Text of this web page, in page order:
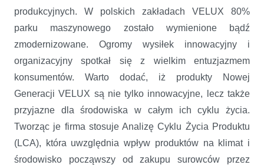
produkcyjnych. W polskich zakładach VELUX 80%
parku maszynowego zostało wymienione bądź
zmodernizowane. Ogromy wysiłek innowacyjny i
organizacyjny spotkał się z wielkim entuzjazmem
konsumentów. Warto dodać, iż produkty Nowej
Generacji VELUX są nie tylko innowacyjne, lecz także
przyjazne dla środowiska w całym ich cyklu życia.
Tworząc je firma stosuje Analizę Cyklu Życia Produktu
(LCA), która uwzględnia wpływ produktów na klimat i
środowisko począwszy od zakupu surowców przez